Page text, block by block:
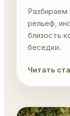
рельеф,
близость
беседки.
Читать